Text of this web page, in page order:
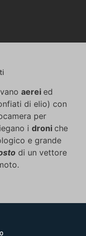
aerei ed
di elio) con
per
i droni che
e grande
di un vettore